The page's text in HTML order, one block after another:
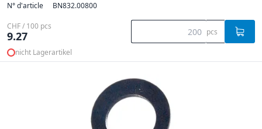
N° d'article BN832.00800
CHF / 100 pcs
9.27 pcs
nicht Lagerartikel